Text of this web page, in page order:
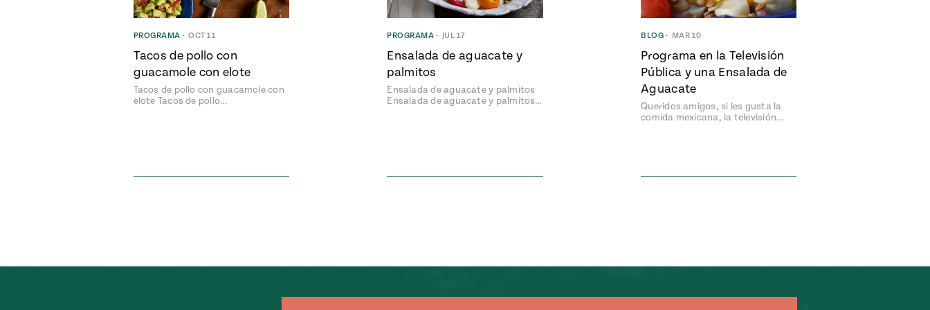
PROGRAMA • OCT 11
Tacos de pollo con
guacamole con elote
Tacos de pollo con guacamole con
elote Tacos de pollo…
PROGRAMA • JUL 17
Ensalada de aguacate y
palmitos
Ensalada de aguacate y palmitos
Ensalada de aguacate y palmitos…
BLOG • MAR 10
Programa en la Televisión
Pública y una Ensalada de
Aguacate
Queridos amigos, si les gusta la
comida mexicana, la televisión…